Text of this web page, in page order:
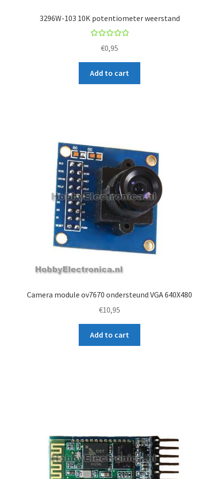
3296W-103 10K potentiometer weerstand
out
of 5
€0,95
Add to cart
Camera module ov7670 ondersteund VGA 640X480
€10,95
Add to cart